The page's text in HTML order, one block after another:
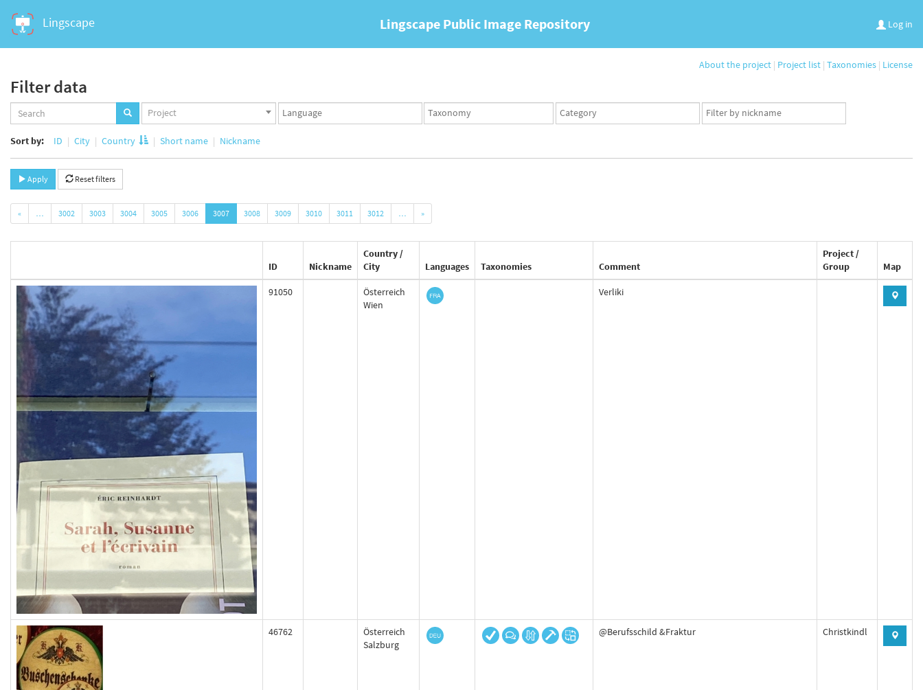
Lingscape Log in
Lingscape Public Image Repository
About the project | Project list | Taxonomies | License
Filter data
Projects
set
Project
Languages
set
Taxonomy
set
Taxonomy
term
App
user
Sort by: ID City Country Short name Nickname
Apply Reset filters
« … 3002 3003 3004 3005 3006 3007 3008 3009 3010 3011 3012 … »
ID Nickname
Country /
City
Languages Taxonomies Comment
Project /
Group
Map
91050
Österreich
Wien
Verliki
46762
Österreich
Salzburg
@Berufsschild &Fraktur Christkindl